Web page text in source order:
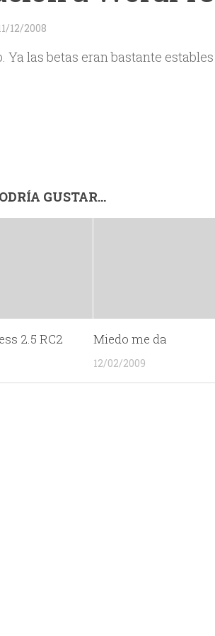
12/2008
Ya las betas eran bastante
GUSTAR...
2.5 RC2 Miedo me da
12/02/2009